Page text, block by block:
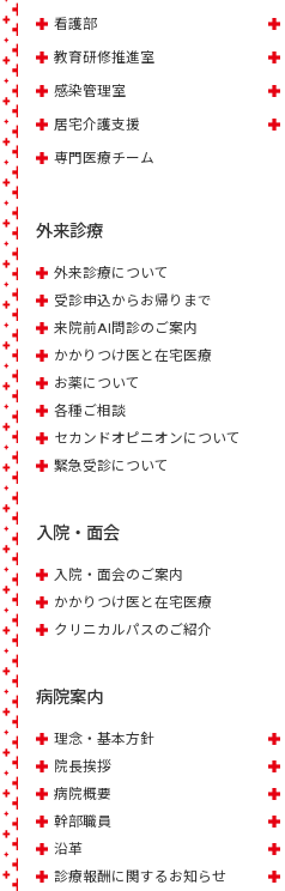
看護部
教育研修推進室
感染管理室
居宅介護支援
専門医療チーム
外来診療
外来診療について
受診申込からお帰りまで
来院前AI問診のご案内
かかりつけ医と在宅医療
お薬について
各種ご相談
セカンドオピニオンについて
緊急受診について
入院・面会
入院・面会のご案内
かかりつけ医と在宅医療
クリニカルパスのご紹介
病院案内
理念・基本方針
院長挨拶
病院概要
幹部職員
沿革
診療報酬に関するお知らせ